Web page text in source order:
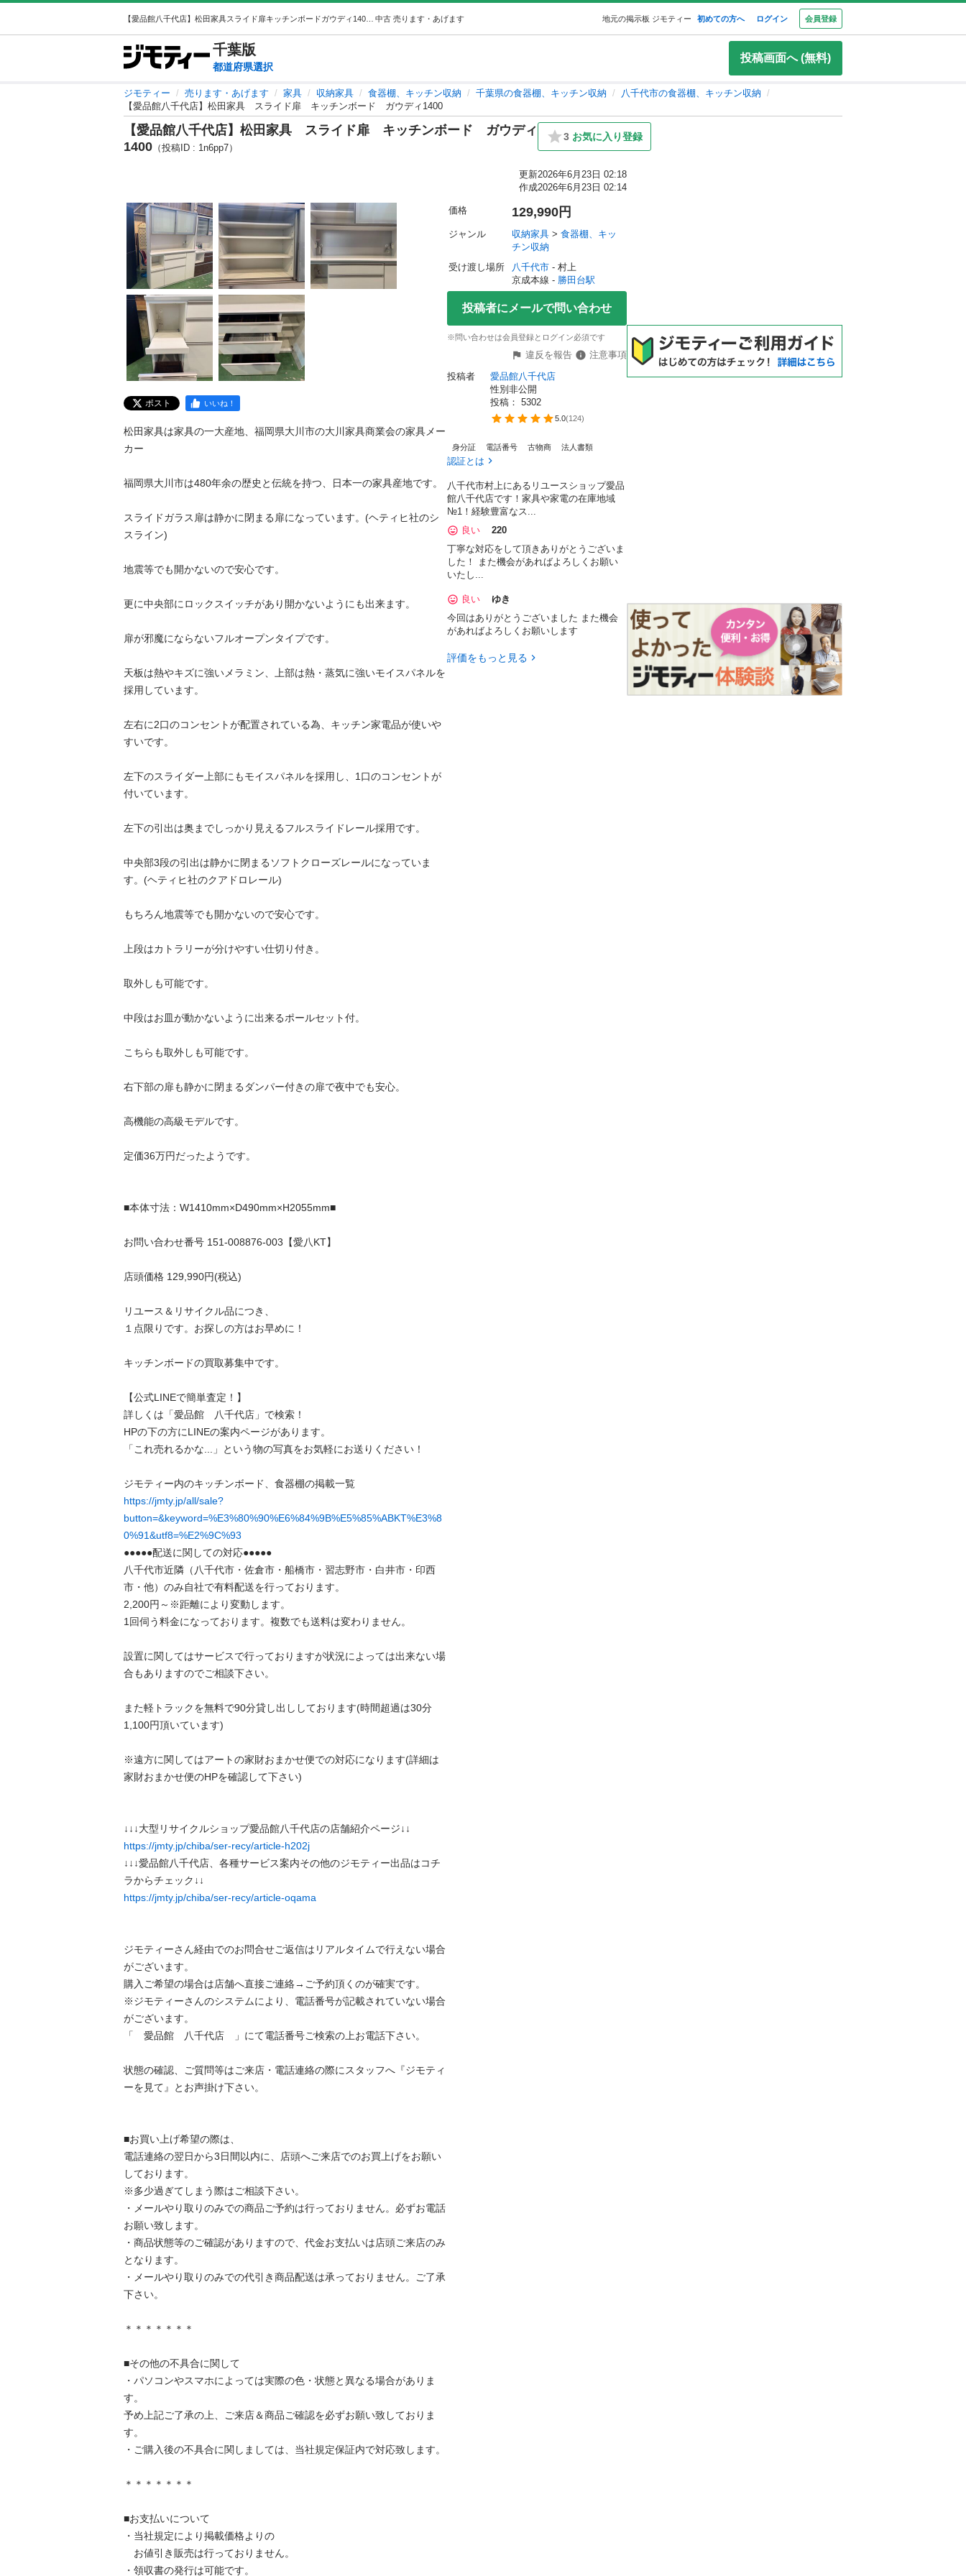
中古 売ります・あげます 地元の掲示板 ジモティー 初めての方へ ログイン 会員登録
千葉版
都道府県選択
投稿画面へ (無料)
ジモティー 売ります・あげます 家具 収納家具 食器棚、キッチン収納 千葉県の食器棚、キッチン収納
八千代市の食器棚、キッチン収納
【愛品館八千代店】松田家具 スライド扉 キッチンボード ガウディ1400
【愛品館八千代店】松田家具 スライド扉 キッチンボード ガウディ
1400 （投稿ID : 1n6pp7）
3 お気に入り登録
更新2026年6月23日 02:18
作成2026年6月23日 02:14
ポスト いいね！
松田家具は家具の一大産地、福岡県大川市の大川家具商業会の家具メー
カー
福岡県大川市は480年余の歴史と伝統を持つ、日本一の家具産地です。
スライドガラス扉は静かに閉まる扉になっています。(ヘティヒ社のシ
スライン)
地震等でも開かないので安心です。
更に中央部にロックスイッチがあり開かないようにも出来ます。
扉が邪魔にならないフルオープンタイプです。
天板は熱やキズに強いメラミン、上部は熱・蒸気に強いモイスパネルを
採用しています。
左右に2口のコンセントが配置されている為、キッチン家電品が使いや
すいです。
左下のスライダー上部にもモイスパネルを採用し、1口のコンセントが
付いています。
左下の引出は奥までしっかり見えるフルスライドレール採用です。
中央部3段の引出は静かに閉まるソフトクローズレールになっていま
す。(ヘティヒ社のクアドロレール)
もちろん地震等でも開かないので安心です。
上段はカトラリーが分けやすい仕切り付き。
取外しも可能です。
中段はお皿が動かないように出来るポールセット付。
こちらも取外しも可能です。
右下部の扉も静かに閉まるダンパー付きの扉で夜中でも安心。
高機能の高級モデルです。
定価36万円だったようです。
■本体寸法：W1410mm×D490mm×H2055mm■
お問い合わせ番号 151-008876-003【愛八KT】
店頭価格 129,990円(税込)
リユース＆リサイクル品につき、
１点限りです。お探しの方はお早めに！
キッチンボードの買取募集中です。
【公式LINEで簡単査定！】
詳しくは「愛品館　八千代店」で検索！
HPの下の方にLINEの案内ページがあります。
「これ売れるかな...」という物の写真をお気軽にお送りください！
https://jmty.jp/all/sale?
button=&keyword=%E3%80%90%E6%84%9B%E5%85%ABKT%E3%8
0%91&utf8=%E2%9C%93
●●●●●配送に関しての対応●●●●●
八千代市近隣（八千代市・佐倉市・船橋市・習志野市・白井市・印西
市・他）のみ自社で有料配送を行っております。
2,200円～※距離により変動します。
1回伺う料金になっております。複数でも送料は変わりません。
設置に関してはサービスで行っておりますが状況によっては出来ない場
合もありますのでご相談下さい。
また軽トラックを無料で90分貸し出ししております(時間超過は30分
1,100円頂いています)
※遠方に関してはアートの家財おまかせ便での対応になります(詳細は
家財おまかせ便のHPを確認して下さい)
https://jmty.jp/chiba/ser-recy/article-h202j
↓↓↓愛品館八千代店、各種サービス案内その他のジモティー出品はコチ
https://jmty.jp/chiba/ser-recy/article-oqama
ジモティーさん経由でのお問合せご返信はリアルタイムで行えない場合
がございます。
購入ご希望の場合は店舗へ直接ご連絡→ご予約頂くのが確実です。
※ジモティーさんのシステムにより、電話番号が記載されていない場合
がございます。
「　愛品館　八千代店　」にて電話番号ご検索の上お電話下さい。
状態の確認、ご質問等はご来店・電話連絡の際にスタッフへ『ジモティ
ーを見て』とお声掛け下さい。
■お買い上げ希望の際は、
電話連絡の翌日から3日間以内に、店頭へご来店でのお買上げをお願い
しております。
※多少過ぎてしまう際はご相談下さい。
・メールやり取りのみでの商品ご予約は行っておりません。必ずお電話
お願い致します。
・商品状態等のご確認がありますので、代金お支払いは店頭ご来店のみ
となります。
・メールやり取りのみでの代引き商品配送は承っておりません。ご了承
下さい。
＊＊＊＊＊＊＊
■その他の不具合に関して
・パソコンやスマホによっては実際の色・状態と異なる場合がありま
す。
予め上記ご了承の上、ご来店＆商品ご確認を必ずお願い致しておりま
す。
・ご購入後の不具合に関しましては、当社規定保証内で対応致します。
＊＊＊＊＊＊＊
■お支払いについて
・当社規定により掲載価格よりの
お値引き販売は行っておりません。
・領収書の発行は可能です。
価格 129,990円
ジャンル 収納家具 > 食器棚、キッ
チン収納
受け渡し場所
八千代市 - 村上
京成本線 - 勝田台駅
投稿者にメールで問い合わせ
※問い合わせは会員登録とログイン必須です
違反を報告
注意事項
投稿者
愛品館八千代店
性別非公開
投稿： 5302
5.0(124)
身分証 電話番号 古物商 法人書類
認証とは
八千代市村上にあるリユースショップ愛品
館八千代店です！家具や家電の在庫地域
№1！経験豊富なス...
良い
220
丁寧な対応をして頂きありがとうございま
した！ また機会があればよろしくお願い
いたし...
良い
ゆき
今回はありがとうございました また機会
があればよろしくお願いします
評価をもっと見る